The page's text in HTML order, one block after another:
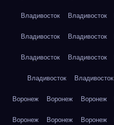
Владивосток Владивосток
Владивосток Владивосток
Владивосток Владивосток
Владивосток Владивосток
Воронеж Воронеж Воронеж
Воронеж Воронеж Воронеж